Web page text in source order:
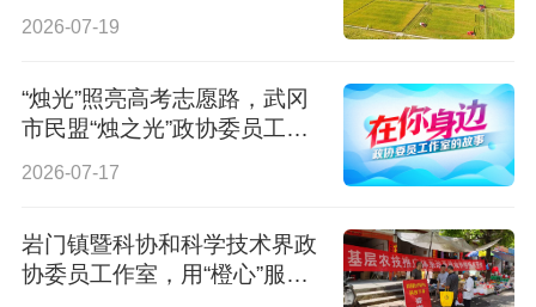
2026-07-19
“烛光”照亮高考志愿路，武冈
市民盟“烛之光”政协委员工作
2026-07-17
岩门镇暨科协和科学技术界政
协委员工作室，用“橙心”服务